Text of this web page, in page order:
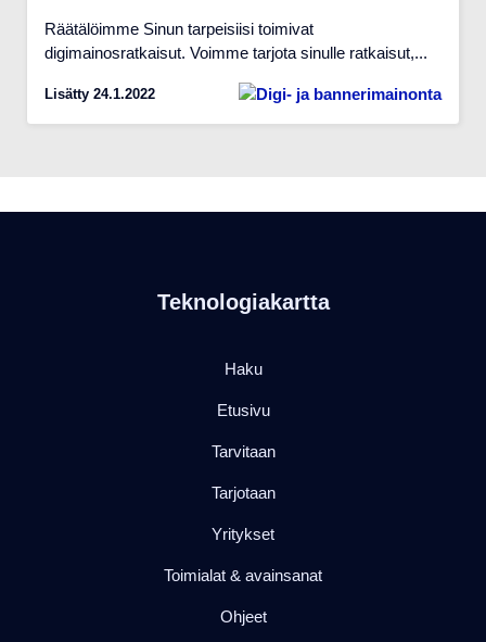
Räätälöimme Sinun tarpeisiisi toimivat
digimainosratkaisut. Voimme tarjota sinulle ratkaisut,...
Lisätty 24.1.2022
Teknologiakartta
Haku
Etusivu
Tarvitaan
Tarjotaan
Yritykset
Toimialat & avainsanat
Ohjeet